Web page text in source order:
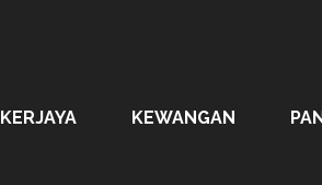
KERJAYA KEWANGAN